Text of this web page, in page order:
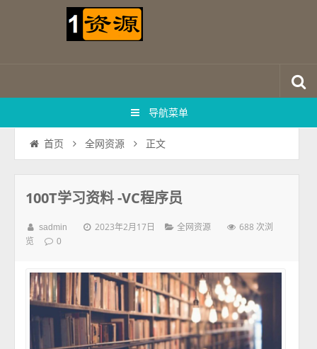
导航菜单
首页 全网资源 正文
100T学习资料 -VC程序员
sadmin 2023年2月17日 全网资源
688 次浏
览
0